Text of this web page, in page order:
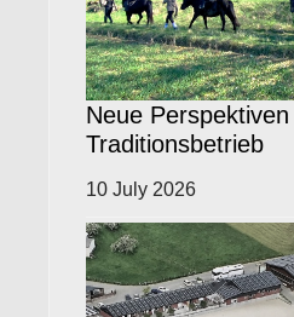
Neue
Traditionsbetrieb
10 July 2026